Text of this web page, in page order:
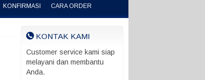
KONFIRMASI CARA ORDER
KONTAK KAMI
Customer service kami siap
melayani dan membantu
Anda.